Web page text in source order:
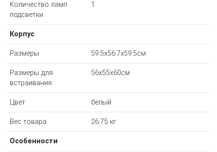
Количество ламп
подсветки
1
Корпус
Размеры 59.5x56.7x59.5см
Размеры для
встраивания
56x55x60см
Цвет белый
Вес товара 26.75 кг
Особенности